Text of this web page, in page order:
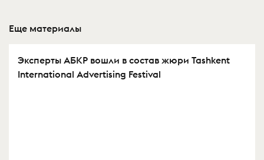
Еще материалы
Эксперты АБКР вошли в состав жюри Tashkent
International Advertising Festival